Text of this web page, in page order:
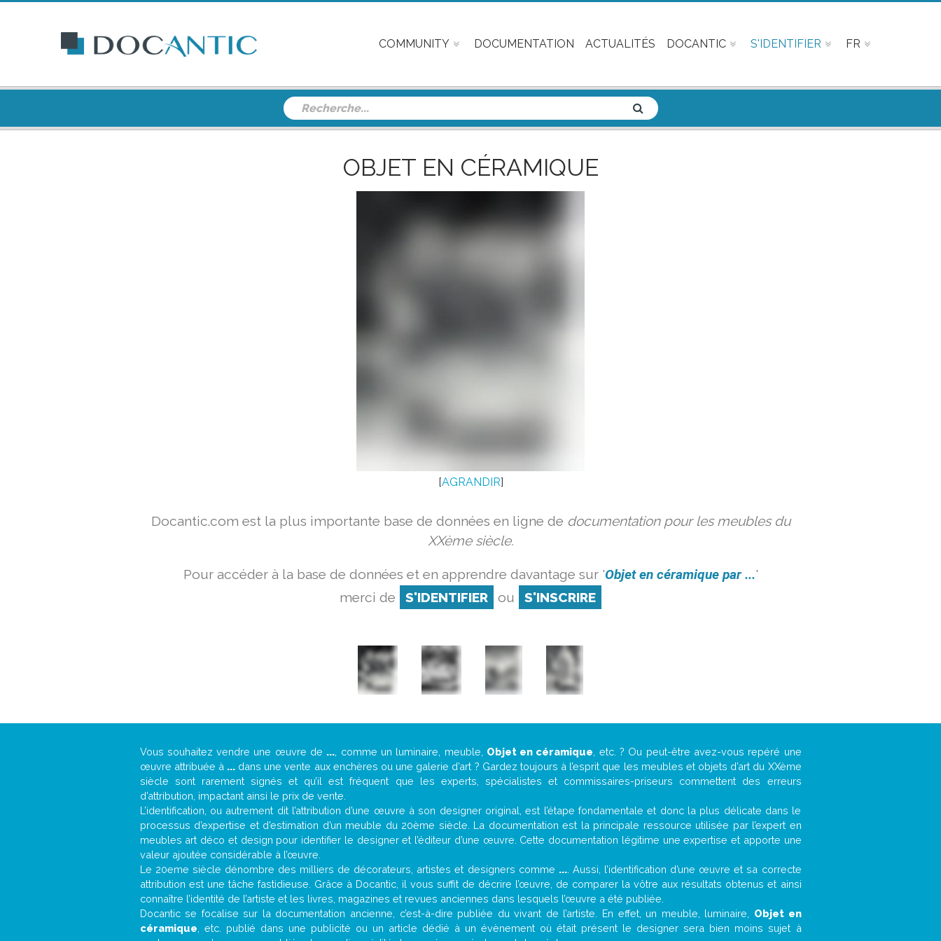
COMMUNITY DOCUMENTATION ACTUALITÉS DOCANTIC S'IDENTIFIER FR
OBJET EN CÉRAMIQUE
[AGRANDIR]
Docantic.com est la plus importante base de données en ligne de documentation pour les meubles du
XXème siècle.
Pour accéder à la base de données et en apprendre davantage sur 'Objet en céramique par ...'
merci de
S'IDENTIFIER ou S'INSCRIRE
Vous souhaitez vendre une œuvre de ... , comme un luminaire, meuble, Objet en céramique , etc. ? Ou peut-être avez-vous repéré une
œuvre attribuée à ...dans une vente aux enchères ou une galerie d’art ? Gardez toujours à l’esprit que les meubles et objets d’art du XXème
siècle sont rarement signés et qu’il est fréquent que les experts, spécialistes et commissaires-priseurs commettent des erreurs
d’attribution, impactant ainsi le prix de vente.
L’identification, ou autrement dit l’attribution d’une œuvre à son designer original, est l’étape fondamentale et donc la plus délicate dans le
processus d’expertise et d’estimation d’un meuble du 20ème siècle. La documentation est la principale ressource utilisée par l’expert en
meubles art déco et design pour identifier le designer et l’éditeur d’une œuvre. Cette documentation légitime une expertise et apporte une
valeur ajoutée considérable à l’œuvre.
Le 20eme siècle dénombre des milliers de décorateurs, artistes et designers comme .... Aussi, l’identification d’une œuvre et sa correcte
attribution est une tâche fastidieuse. Grâce à Docantic, il vous suffit de décrire l’œuvre, de comparer la vôtre aux résultats obtenus et ainsi
connaître l’identité de l’artiste et les livres, magazines et revues anciennes dans lesquels l’œuvre a été publiée.
Docantic se focalise sur la documentation ancienne, c’est-à-dire publiée du vivant de l’artiste. En effet, un meuble, luminaire, Objet en
céramique , etc. publié dans une publicité ou un article dédié à un évènement où était présent le designer sera bien moins sujet à